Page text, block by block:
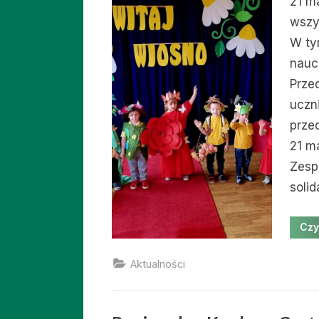
W
21
Aktualności